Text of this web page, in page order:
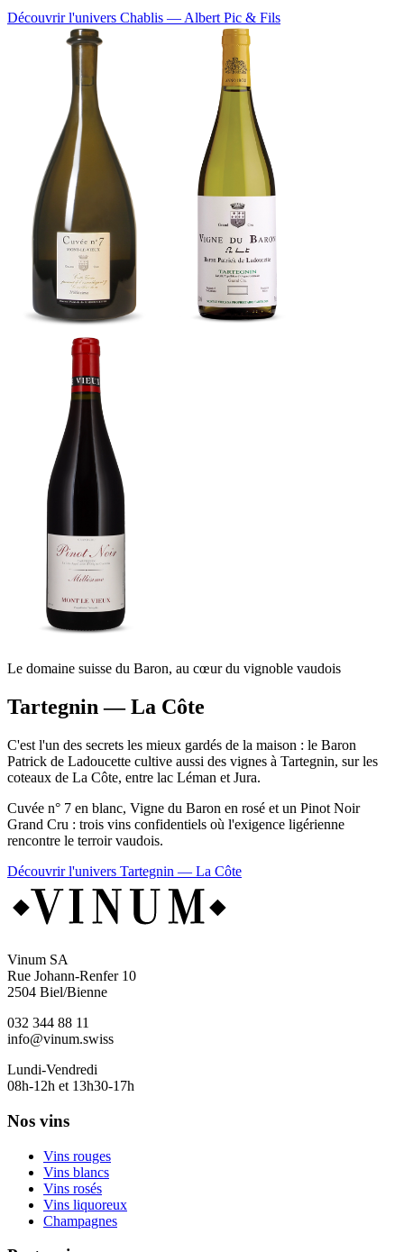
Découvrir l'univers Chablis — Albert Pic & Fils
Le domaine suisse du Baron, au cœur du vignoble vaudois
Tartegnin — La Côte
C'est l'un des secrets les mieux gardés de la maison : le Baron
Patrick de Ladoucette cultive aussi des vignes à Tartegnin, sur les
coteaux de La Côte, entre lac Léman et Jura.
Cuvée n° 7 en blanc, Vigne du Baron en rosé et un Pinot Noir
Grand Cru : trois vins confidentiels où l'exigence ligérienne
rencontre le terroir vaudois.
Découvrir l'univers Tartegnin — La Côte
Vinum SA
Rue Johann-Renfer 10
2504 Biel/Bienne
032 344 88 11
info@vinum.swiss
Lundi-Vendredi
08h-12h et 13h30-17h
Nos vins
Vins rouges
Vins blancs
Vins rosés
Vins liquoreux
Champagnes